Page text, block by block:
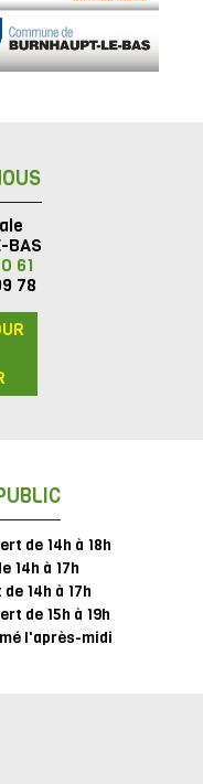
BAS
61
78
de 14h à 18h
14h à 17h
de 14h à 17h
de 15h à 19h
l'après-midi